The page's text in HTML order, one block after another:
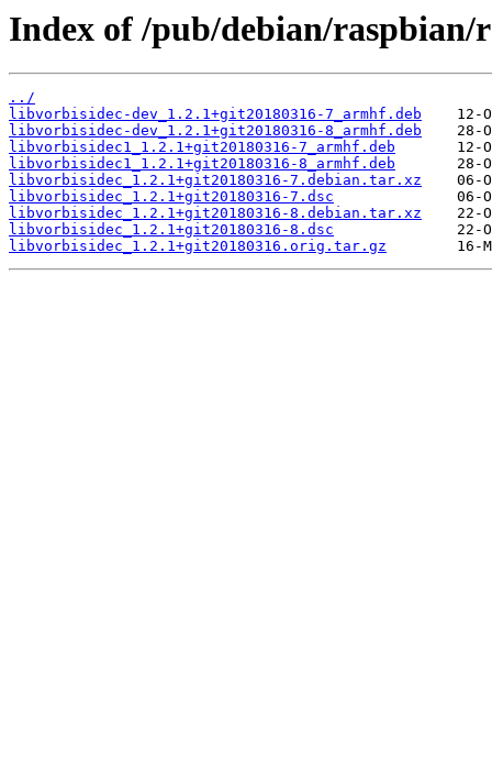
Index of /pub/debian/
../
libvorbisidec-dev_1.2.1+git20180316-7_armhf.deb
libvorbisidec-dev_1.2.1+git20180316-8_armhf.deb
libvorbisidec1_1.2.1+git20180316-7_armhf.deb
libvorbisidec1_1.2.1+git20180316-8_armhf.deb
libvorbisidec_1.2.1+git20180316-7.debian.tar.xz
libvorbisidec_1.2.1+git20180316-7.dsc
libvorbisidec_1.2.1+git20180316-8.debian.tar.xz
libvorbisidec_1.2.1+git20180316-8.dsc
libvorbisidec_1.2.1+git20180316.orig.tar.gz